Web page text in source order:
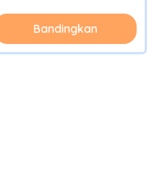
Bandingkan